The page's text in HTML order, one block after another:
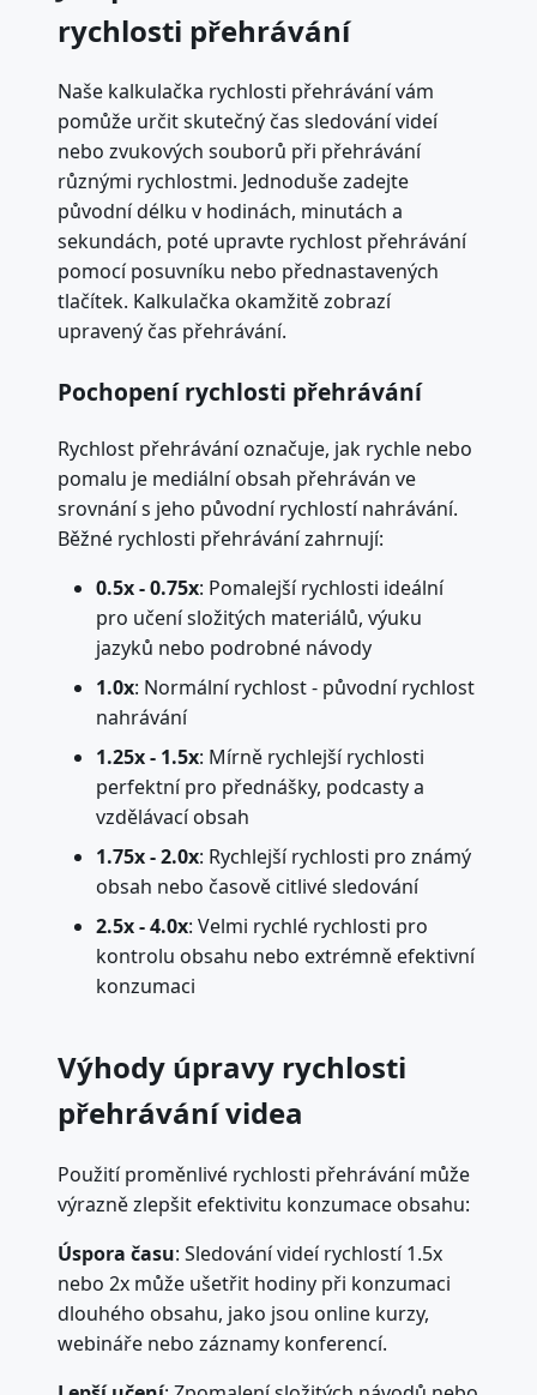
rychlosti přehrávání
Naše kalkulačka rychlosti přehrávání vám
pomůže určit skutečný čas sledování videí
nebo zvukových souborů při přehrávání
různými rychlostmi. Jednoduše zadejte
původní délku v hodinách, minutách a
sekundách, poté upravte rychlost přehrávání
pomocí posuvníku nebo přednastavených
tlačítek. Kalkulačka okamžitě zobrazí
upravený čas přehrávání.
Pochopení rychlosti přehrávání
Rychlost přehrávání označuje, jak rychle nebo
pomalu je mediální obsah přehráván ve
srovnání s jeho původní rychlostí nahrávání.
Běžné rychlosti přehrávání zahrnují:
0.5x - 0.75x: Pomalejší rychlosti ideální
pro učení složitých materiálů, výuku
jazyků nebo podrobné návody
1.0x: Normální rychlost - původní rychlost
nahrávání
1.25x - 1.5x: Mírně rychlejší rychlosti
perfektní pro přednášky, podcasty a
vzdělávací obsah
1.75x - 2.0x: Rychlejší rychlosti pro známý
obsah nebo časově citlivé sledování
2.5x - 4.0x: Velmi rychlé rychlosti pro
kontrolu obsahu nebo extrémně efektivní
konzumaci
Výhody úpravy rychlosti
přehrávání videa
Použití proměnlivé rychlosti přehrávání může
výrazně zlepšit efektivitu konzumace obsahu:
Úspora času: Sledování videí rychlostí 1.5x
nebo 2x může ušetřit hodiny při konzumaci
dlouhého obsahu, jako jsou online kurzy,
webináře nebo záznamy konferencí.